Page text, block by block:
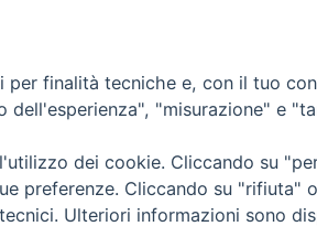
finalità tecniche e, con il tuo
dell'esperienza", "misurazione" e
dei cookie. Cliccando su
preferenze. Cliccando su "rifiuta"
Ulteriori informazioni sono